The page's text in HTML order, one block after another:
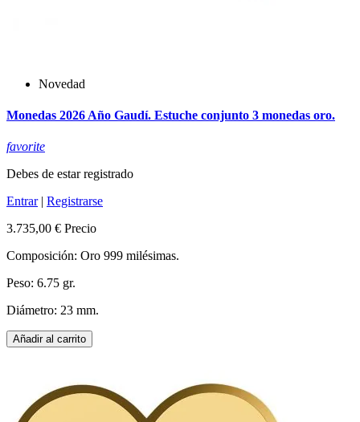
Novedad
Monedas 2026 Año Gaudí. Estuche conjunto 3 monedas oro.
favorite
Debes de estar registrado
Entrar| Registrarse
3.735,00 € Precio
Composición: Oro 999 milésimas.
Peso: 6.75 gr.
Diámetro: 23 mm.
Añadir al carrito